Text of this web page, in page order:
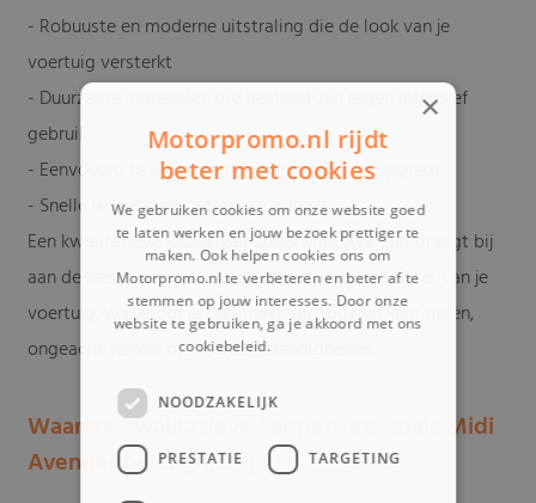
- Robuuste en moderne uitstraling die de look van je
voertuig versterkt
- Duurzame materialen die bestand zijn tegen intensief
gebruik
- Eenvoudig te monteren als vervanging of upgrade
- Snelle levering en deskundig advies
Een kwalitatieve kappenset zoals Midi Avenger draagt bij
aan de bescherming, duurzaamheid én het karakter van je
voertuig, waardoor je met meer vertrouwen kunt rijden,
ongeacht terrein of weersomstandigheden.
Waarom kwalitatieve kappensets zoals Midi
Avenger belangrijk zijn
×
Motorpromo.nl rijdt
beter met cookies
We gebruiken cookies om onze website goed
te laten werken en jouw bezoek prettiger te
maken. Ook helpen cookies ons om
Motorpromo.nl te verbeteren en beter af te
stemmen op jouw interesses. Door onze
website te gebruiken, ga je akkoord met ons
cookiebeleid.
NOODZAKELIJK
PRESTATIE TARGETING